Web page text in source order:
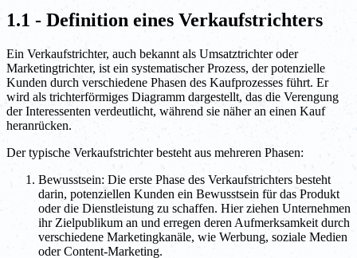
1.1 - Definition eines Verkaufstrichters
Ein Verkaufstrichter, auch bekannt als Umsatztrichter oder
Marketingtrichter, ist ein systematischer Prozess, der potenzielle
Kunden durch verschiedene Phasen des Kaufprozesses führt. Er
wird als trichterförmiges Diagramm dargestellt, das die Verengung
der Interessenten verdeutlicht, während sie näher an einen Kauf
heranrücken.
Der typische Verkaufstrichter besteht aus mehreren Phasen:
Bewusstsein: Die erste Phase des Verkaufstrichters besteht
darin, potenziellen Kunden ein Bewusstsein für das Produkt
oder die Dienstleistung zu schaffen. Hier ziehen Unternehmen
ihr Zielpublikum an und erregen deren Aufmerksamkeit durch
verschiedene Marketingkanäle, wie Werbung, soziale Medien
oder Content-Marketing.